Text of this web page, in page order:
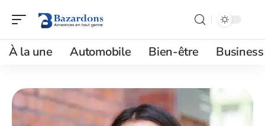
À la une Automobile Bien-être Business